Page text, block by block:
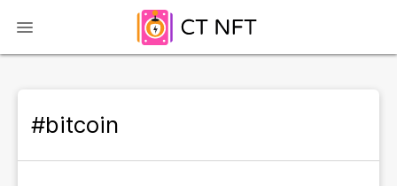
#bitcoin